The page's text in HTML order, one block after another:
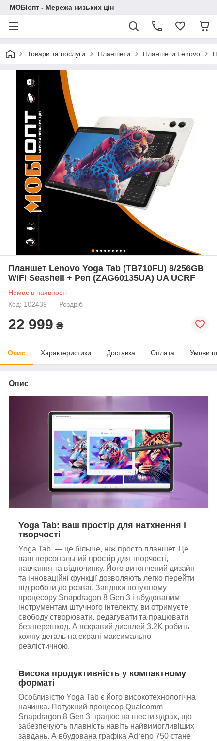
МОБІопт - Мережа низьких цін
Товари та послуги Планшети Планшети Lenovo
Планшет Lenovo Yoga Tab (TB710FU) 8/256GB
WiFi Seashell + Pen (ZAG60135UA) UA UCRF
Немає в наявності
Код: 102439
Роздріб
22 999 ₴
Опис Характеристики Доставка Оплата Умови
Опис
Yoga Tab: ваш простір для натхнення і
творчості
Yoga Tab — це більше, ніж просто планшет. Це
ваш персональний простір для творчості,
навчання та відпочинку. Його витончений дизайн
та інноваційні функції дозволяють легко перейти
від роботи до розваг. Завдяки потужному
процесору Snapdragon 8 Gen 3 і вбудованим
інструментам штучного інтелекту, ви отримуєте
свободу створювати, редагувати та працювати
без перешкод. А яскравий дисплей 3.2K робить
кожну деталь на екрані максимально
реалістичною.
Висока продуктивність у компактному
форматі
Особливістю Yoga Tab є його високотехнологічна
начинка. Потужний процесор Qualcomm
Snapdragon 8 Gen 3 працює на шести ядрах, що
забезпечують плавність навіть найвимогливіших
завдань. А вбудована графіка Adreno 750 стане